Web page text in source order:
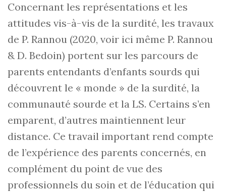
Concernant les représentations et les
attitudes vis-à-vis de la surdité, les travaux
de P. Rannou (2020, voir ici même P. Rannou
& D. Bedoin) portent sur les parcours de
parents entendants d’enfants sourds qui
découvrent le « monde » de la surdité, la
communauté sourde et la LS. Certains s’en
emparent, d’autres maintiennent leur
distance. Ce travail important rend compte
de l’expérience des parents concernés, en
complément du point de vue des
professionnels du soin et de l’éducation qui